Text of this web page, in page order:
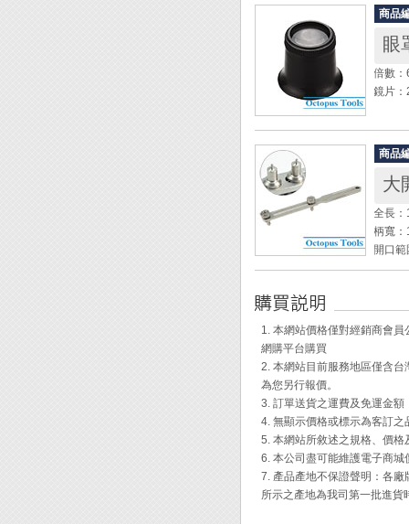
(此商
◆ 日
◆ 可
商品
眼
倍數
鏡片
◆ 可夾
商品
大
全長
柄寬
開口
頭部
螺帽
◆ 專門
鏡工具
◆ 適用
1. 本網站價格僅對經銷商會
網購平台購買
2. 本網站目前服務地區僅含
為您另行報價。
3. 訂單送貨之運費及免運金
4. 無顯示價格或標示為客訂
5. 本網站所敘述之規格、價
6. 本公司盡可能維護電子商
7. 產品產地不保證聲明：各
所示之產地為我司第一批進